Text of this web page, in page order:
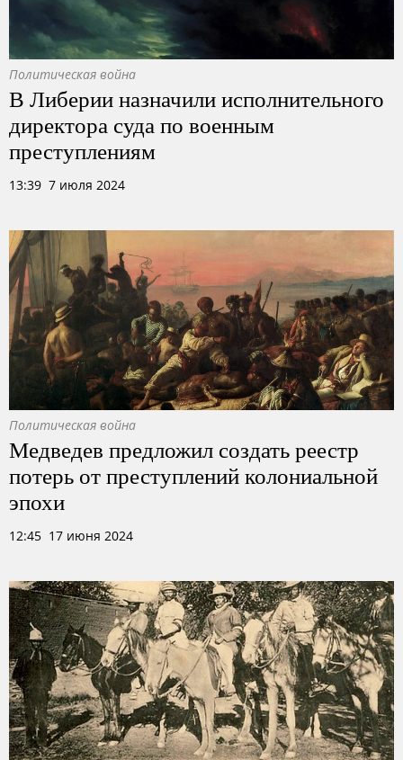
Политическая война
В Либерии назначили исполнительного
директора суда по военным
преступлениям
13:39 7 июля 2024
Политическая война
Медведев предложил создать реестр
потерь от преступлений колониальной
эпохи
12:45 17 июня 2024